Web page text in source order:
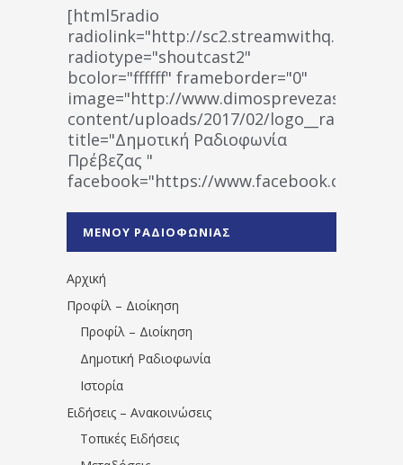
[html5radio
radiolink="http://
radiotype="shoutcast2"
bcolor="ffffff" frameborder="0"
image="http://www.dimosprevezas.gr/wp-
content/uploads/2017/02/
title="Δημοτική Ραδιοφωνία
Πρέβεζας "
facebook="https://www.facebook.com/
1531194763766854/" artist="" ]
ΜΕΝΟΥ ΡΑΔΙΟΦΩΝΙΑΣ
Αρχική
Προφίλ – Διοίκηση
Προφίλ – Διοίκηση
Δημοτική Ραδιοφωνία
Ιστορία
Ειδήσεις – Ανακοινώσεις
Τοπικές Ειδήσεις